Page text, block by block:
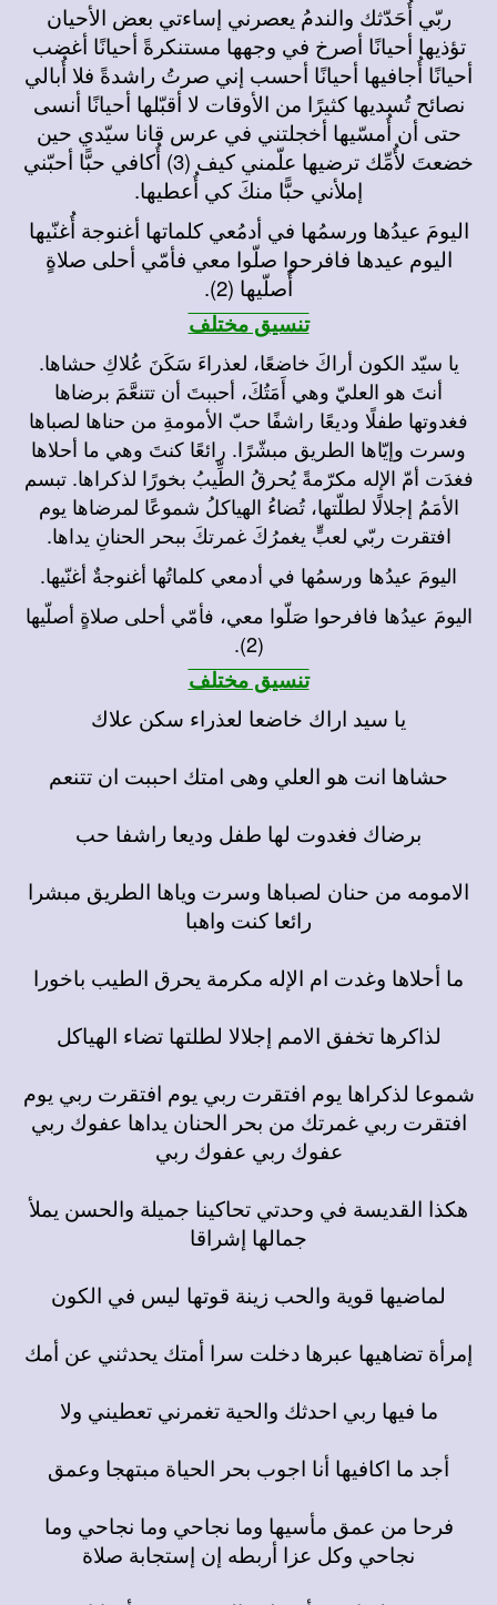
ربّي أُحَدّثك والندمُ يعصرني إساءتي بعض الأحيان
تؤذيها أحيانًا أصرخ في وجهها مستنكرةً أحيانًا أغضب
أحيانًا أُجافيها أحيانًا أحسب إني صرتُ راشدةً فلا أُبالي
نصائح تُسديها كثيرًا من الأوقات لا أقبّلها أحيانًا أنسى
حتى أن أُمسّيها أخجلتني في عرس قانا سيّدي حين
خضعتَ لأُمِّك ترضيها علّمني كيف (3) أُكافي حبًّا أحبّني
إملأني حبًّا منكَ كي أُعطيها.
اليومَ عيدُها ورسمُها في أدمُعي كلماتها أغنوجة أُغنّيها
اليوم عيدها فافرحوا صلّوا معي فأمّي أحلى صلاةٍ
أُصلّيها (2).
تنسيق مختلف
يا سيّد الكون أراكَ خاضعًا، لعذراءَ سَكَنَ عُلاكِ حشاها.
أنتَ هو العليّ وهي أَمَتُكَ، أحببتَ أن تتنعَّمَ برضاها
فغدوتها طفلًا وديعًا راشفًا حبّ الأمومةِ من حناها لصباها
وسرت وإيّاها الطريق مبشّرًا. رائعًا كنتَ وهي ما أحلاها
فغدَت أمّ الإله مكرّمةً يُحرقُ الطِّيبُ بخورًا لذكراها. تبسم
الأمَمُ إجلالًا لطلّتها، تُضاءُ الهياكلُ شموعًا لمرضاها يوم
افتقرت ربّي لعبٍّ يغمرُكَ غمرتكَ ببحر الحنانِ يداها.
اليومَ عيدُها ورسمُها في أدمعي كلماتُها أغنوجةٌ أغنّيها.
اليومَ عيدُها فافرحوا صَلّوا معي، فأمّي أحلى صلاةٍ أصلّيها
(2).
تنسيق مختلف
يا سيد اراك خاضعا لعذراء سكن علاك
حشاها انت هو العلي وهى امتك احببت ان تتنعم
برضاك فغدوت لها طفل وديعا راشفا حب
الامومه من حنان لصباها وسرت وياها الطريق مبشرا
رائعا كنت واهبا
ما أحلاها وغدت ام الإله مكرمة يحرق الطيب باخورا
لذاكرها تخفق الامم إجلالا لطلتها تضاء الهياكل
شموعا لذكراها يوم افتقرت ربي يوم افتقرت ربي يوم
افتقرت ربي غمرتك من بحر الحنان يداها عفوك ربي
عفوك ربي عفوك ربي
هكذا القديسة في وحدتي تحاكينا جميلة والحسن يملأ
جمالها إشراقا
لماضيها قوية والحب زينة قوتها ليس في الكون
إمرأة تضاهيها عبرها دخلت سرا أمتك يحدثني عن أمك
ما فيها ربي احدثك والحية تغمرني تعطيني ولا
أجد ما اكافيها أنا اجوب بحر الحياة مبتهجا وعمق
فرحا من عمق مأسيها وما نجاحي وما نجاحي وما
نجاحي وكل عزا أربطه إن إستجابة صلاة